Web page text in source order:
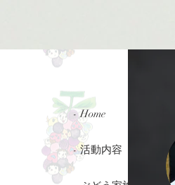
- Home
- 活動内容